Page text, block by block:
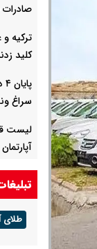
ترکیه
کلید
سراغ
لیست
ماجرای
طلای